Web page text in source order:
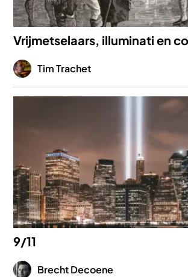
Vrijmetselaars, illuminati en
Afbeelding
Tim Trachet
9/11
Afbeelding
Brecht Decoene